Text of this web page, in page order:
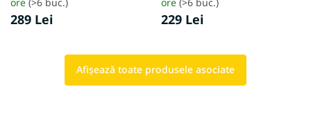
289 Lei 229 Lei
Afişează toate produsele asociate